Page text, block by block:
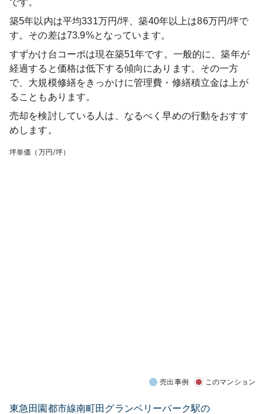
です。
築5年以内は平均331万円/坪、築40年以上は86万円/坪で
す。その差は73.9%となっています。
すずかけ台コーポは現在築51年です。一般的に、築年が
経過すると価格は低下する傾向にあります。その一方
で、大規模修繕をきっかけに管理費・修繕積立金は上が
ることもあります。
売却を検討している人は、なるべく早めの行動をおすす
めします。
坪単価（万円/坪）
売出事例 このマンション
東急田園都市線南町田グランベリーパーク駅の